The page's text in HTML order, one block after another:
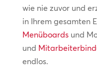
wie nie zuvor und
in Ihrem gesamten
Menüboardsund
und
endlos.